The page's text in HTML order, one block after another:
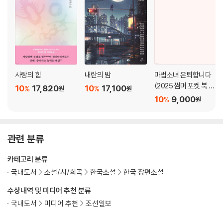
사랑의 힘
17,820원
10%
내란의 밤
17,100원
10%
마법소녀 은퇴합니다
(2025 썸머 포켓 북 에
디션) 9,000원
10%
관련 분류
수상내역 및 미디어 추천 분류
국내도서
미디어 추천
조선일보
카테고리 분류
국내도서
소설/시/희곡 한국소설 한국 장편소설